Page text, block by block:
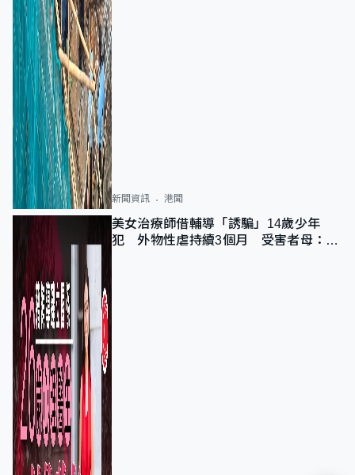
新聞資訊 港聞
美女治療師借輔導「誘騙」14歲少年
犯 外物性虐持續3個月 受害者母：要